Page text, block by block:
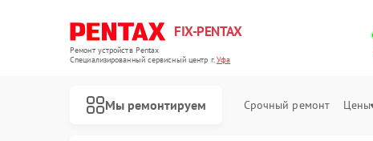
FIX-PENTAX
Ремонт устройств Pentax
Специализированный cервисный центр г.Уфа
Мы ремонтируем Срочный ремонт Цены